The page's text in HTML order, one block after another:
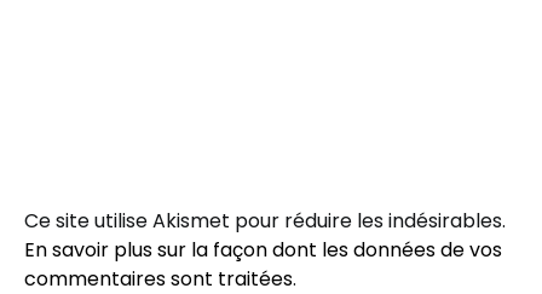
Ce site utilise Akismet pour réduire les indésirables.
En savoir plus sur la façon dont les données de vos
commentaires sont traitées.